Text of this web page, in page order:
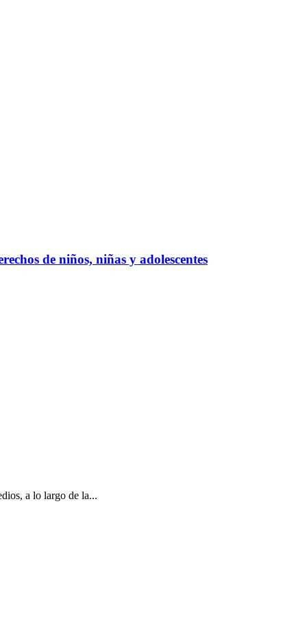
de niños, niñas y adolescentes
a lo largo de la...